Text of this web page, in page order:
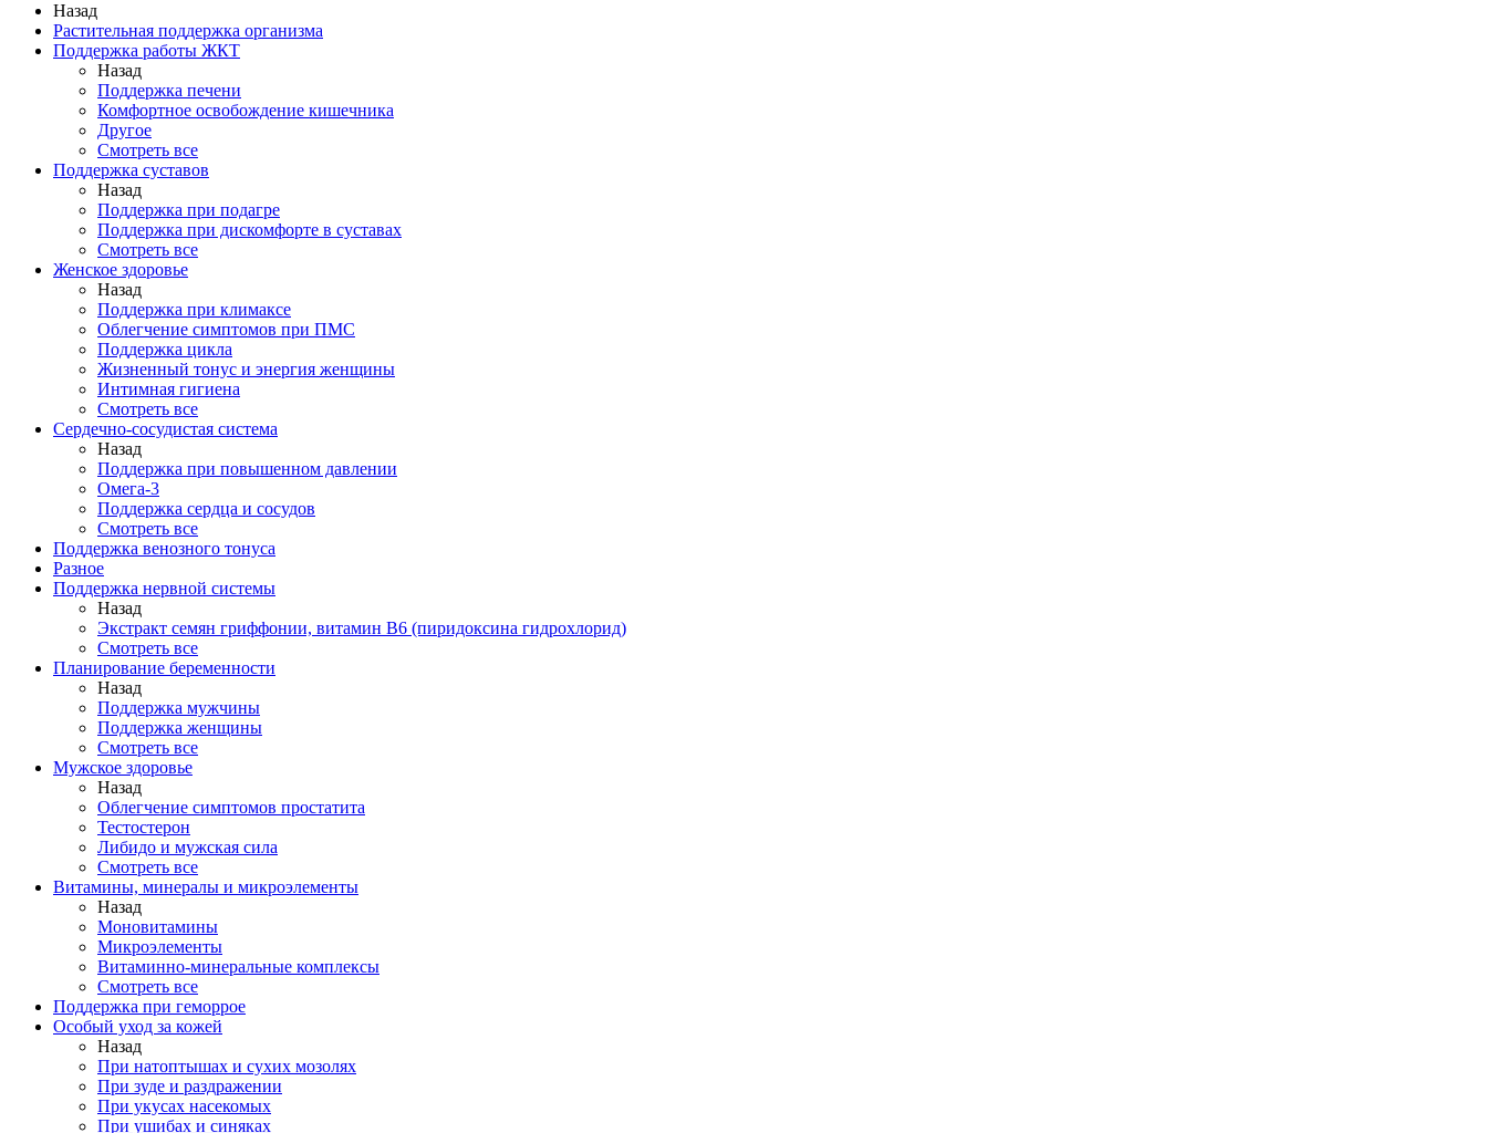
Назад
Растительная поддержка организма
Поддержка работы ЖКТ
Назад
Поддержка печени
Комфортное освобождение кишечника
Другое
Смотреть все
Поддержка суставов
Назад
Поддержка при подагре
Поддержка при дискомфорте в суставах
Смотреть все
Женское здоровье
Назад
Поддержка при климаксе
Облегчение симптомов при ПМС
Поддержка цикла
Жизненный тонус и энергия женщины
Интимная гигиена
Смотреть все
Сердечно-сосудистая система
Назад
Поддержка при повышенном давлении
Омега-3
Поддержка сердца и сосудов
Смотреть все
Поддержка венозного тонуса
Разное
Поддержка нервной системы
Назад
Экстракт семян гриффонии, витамин В6 (пиридоксина гидрохлорид)
Смотреть все
Планирование беременности
Назад
Поддержка мужчины
Поддержка женщины
Смотреть все
Мужское здоровье
Назад
Облегчение симптомов простатита
Тестостерон
Либидо и мужская сила
Смотреть все
Витамины, минералы и микроэлементы
Назад
Моновитамины
Микроэлементы
Витаминно-минеральные комплексы
Смотреть все
Поддержка при геморрое
Особый уход за кожей
Назад
При натоптышах и сухих мозолях
При зуде и раздражении
При укусах насекомых
При ушибах и синяках